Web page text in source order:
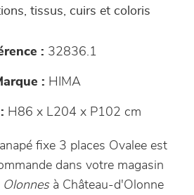
tissus, cuirs et coloris
: 32836.1
: HIMA
H86 x L204 x P102 cm
fixe 3 places Ovalee est
dans votre magasin
à Château-d'Olonne